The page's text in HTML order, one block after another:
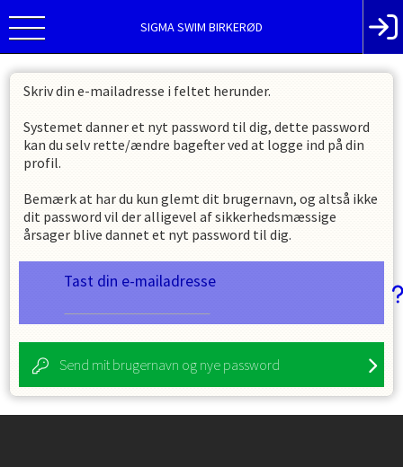
SIGMA SWIM BIRKERØD
Skriv din e-mailadresse i feltet herunder.
Systemet danner et nyt password til dig, dette password
kan du selv rette/ændre bagefter ved at logge ind på din
profil.
Bemærk at har du kun glemt dit brugernavn, og altså ikke
dit password vil der alligevel af sikkerhedsmæssige
årsager blive dannet et nyt password til dig.
Tast din e-mailadresse
Send mit brugernavn og nye password